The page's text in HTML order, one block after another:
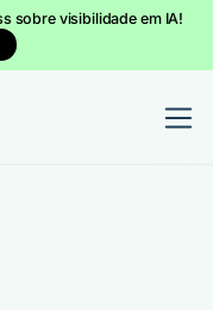
sobre visibilidade em IA!